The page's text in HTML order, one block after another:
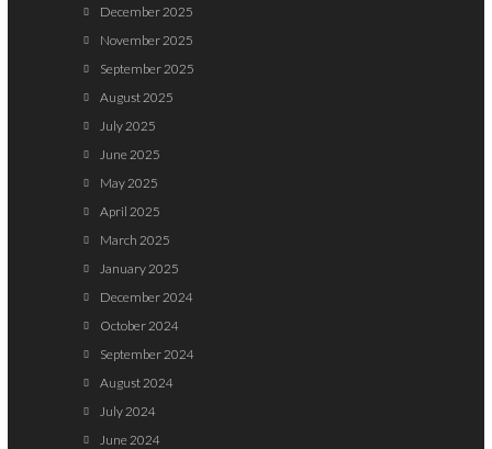
December 2025
November 2025
September 2025
August 2025
July 2025
June 2025
May 2025
April 2025
March 2025
January 2025
December 2024
October 2024
September 2024
August 2024
July 2024
June 2024